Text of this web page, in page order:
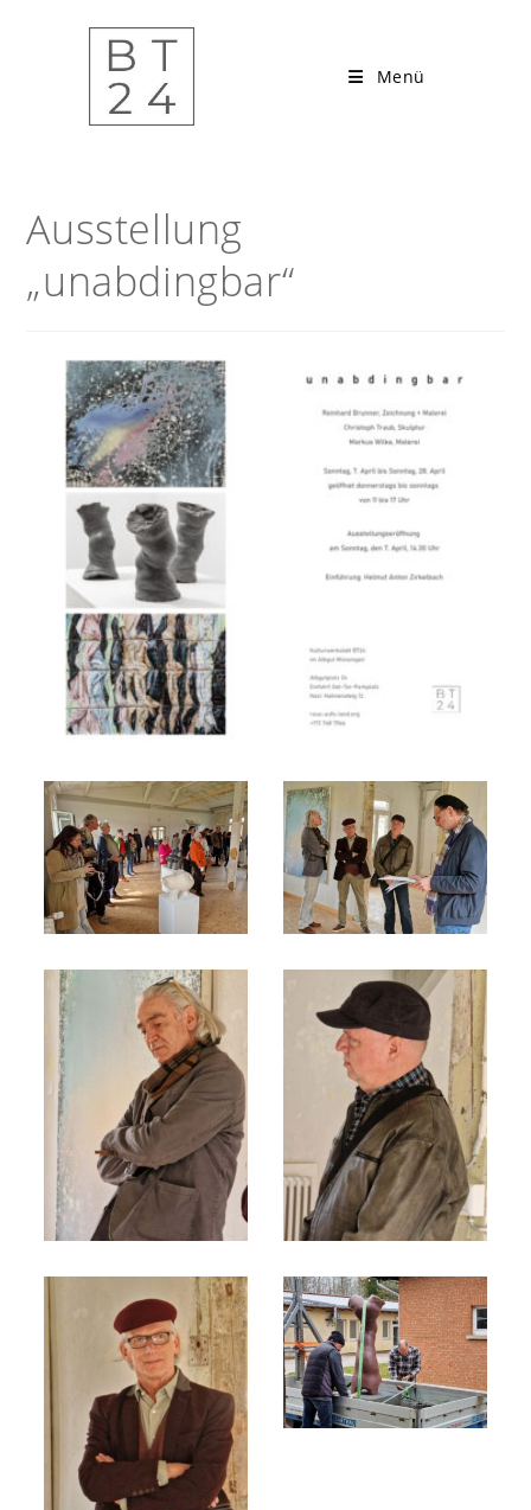
Menü
Ausstellung
„unabdingbar“